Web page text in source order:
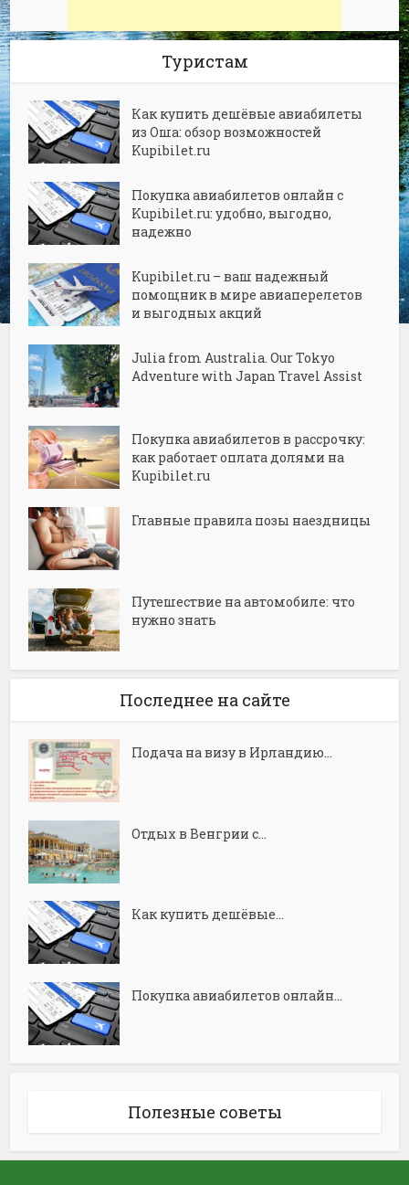
Туристам
Как купить дешёвые авиабилеты
из Оша: обзор возможностей
Kupibilet.ru
Покупка авиабилетов онлайн с
Kupibilet.ru: удобно, выгодно,
надежно
Kupibilet.ru – ваш надежный
помощник в мире авиаперелетов
и выгодных акций
Julia from Australia. Our Tokyo
Adventure with Japan Travel Assist
Покупка авиабилетов в рассрочку:
как работает оплата долями на
Kupibilet.ru
Главные правила позы наездницы
Путешествие на автомобиле: что
нужно знать
Последнее на сайте
Подача на визу в Ирландию...
Отдых в Венгрии с...
Как купить дешёвые...
Покупка авиабилетов онлайн...
Полезные советы